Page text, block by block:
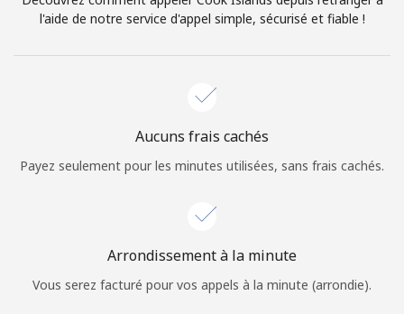
Login
ou
Continue avec
l'aide de notre service d'appel simple, sécurisé et fiable !
Aucuns frais cachés
Payez seulement pour les minutes utilisées, sans frais cachés.
Arrondissement à la minute
Vous serez facturé pour vos appels à la minute (arrondie).